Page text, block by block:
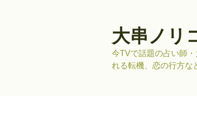
大串ノリ
今TVで話題の占い師
れる転機、恋の行方な